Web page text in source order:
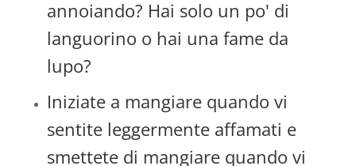
annoiando? Hai solo un po' di
languorino o hai una fame da
lupo?
Iniziate a mangiare quando vi
sentite leggermente affamati e
smettete di mangiare quando vi